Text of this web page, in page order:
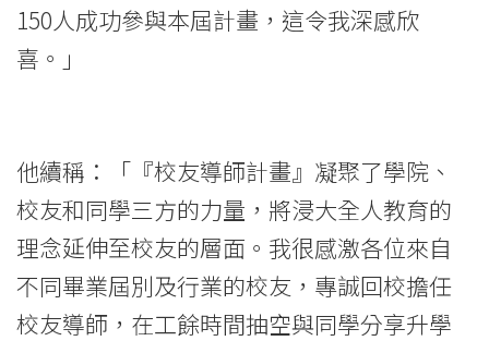
香
會
大
學
150人成功參與本屆計畫，這令我深感欣
喜。」
他續稱：「『校友導師計畫』凝聚了學院、
校友和同學三方的力量，將浸大全人教育的
理念延伸至校友的層面。我很感激各位來自
不同畢業屆別及行業的校友，專誠回校擔任
校友導師，在工餘時間抽空與同學分享升學